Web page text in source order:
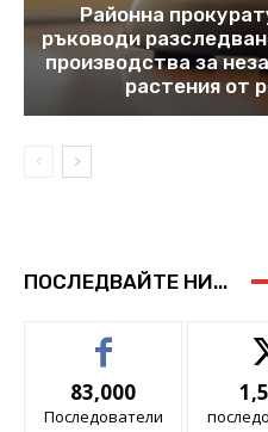
Районна
ръководи
производства за
растения от
ПОСЛЕДВАЙТЕ НИ...
83,000
Последователи